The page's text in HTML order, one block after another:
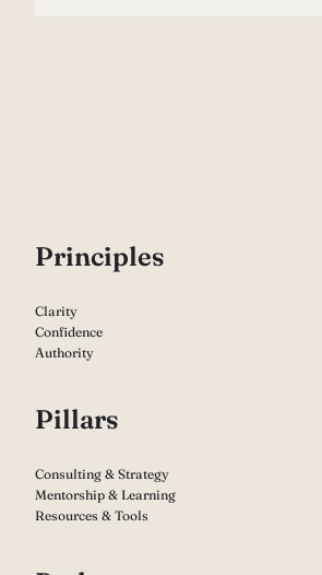
Principles
Clarity
Confidence
Authority
Pillars
Consulting & Strategy
Mentorship & Learning
Resources & Tools